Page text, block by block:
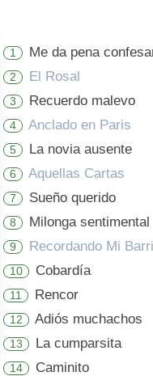
1 Me da pena
2 El Rosal
3 Recuerdo malevo
4 Anclado en Paris
5 La novia ausente
6 Aquellas Cartas
7 Sueño querido
8 Milonga sentimental
9 Recordando Mi
10 Cobardía
11 Rencor
12 Adiós muchachos
13 La cumparsita
14 Caminito